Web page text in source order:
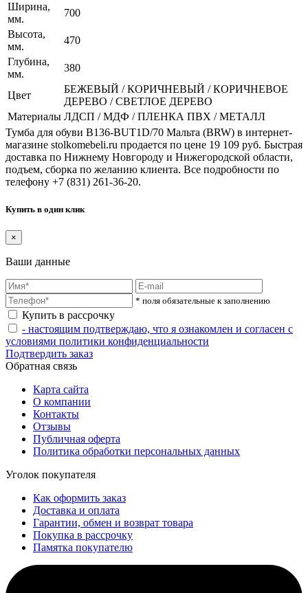
Ширина,
мм.
700
Высота,
мм.
470
Глубина,
мм.
380
Цвет
БЕЖЕВЫЙ / КОРИЧНЕВЫЙ / КОРИЧНЕВОЕ
ДЕРЕВО / СВЕТЛОЕ ДЕРЕВО
Материалы ЛДСП / МДФ / ПЛЕНКА ПВХ / МЕТАЛЛ
Тумба для обуви B136-BUT1D/70 Мальта (BRW) в интернет-
магазине stolkomebeli.ru продается по цене 19 109 руб. Быстрая
доставка по Нижнему Новгороду и Нижегородской области,
подъем, сборка по желанию клиента. Все подробности по
телефону +7 (831) 261-36-20.
Купить в один клик
×
Ваши данные
* поля обязательные к заполнению
Купить в рассрочку
- настоящим подтверждаю, что я ознакомлен и согласен с
условиями политики конфиденциальности
Подтвердить заказ
Обратная связь
Карта сайта
О компании
Контакты
Отзывы
Публичная оферта
Политика обработки персональных данных
Уголок покупателя
Как оформить заказ
Доставка и оплата
Гарантии, обмен и возврат товара
Покупка в рассрочку
Памятка покупателю